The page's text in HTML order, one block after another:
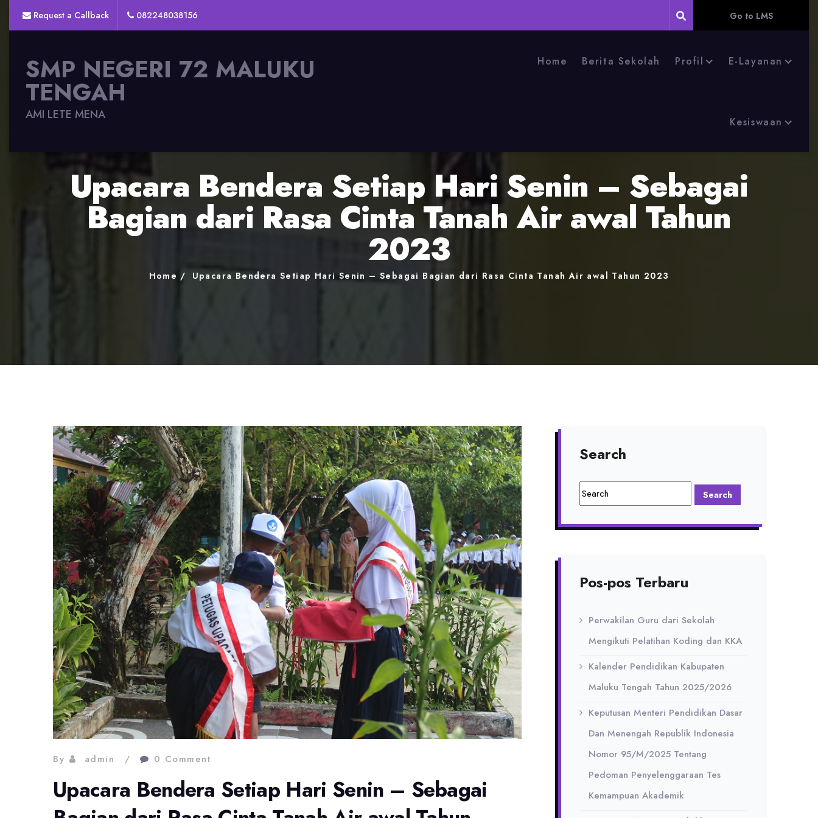
Request a Callback 082248038156 Go to LMS
SMP NEGERI 72 MALUKU
TENGAH
AMI LETE MENA
Home Berita Sekolah Profil E-Layanan
Kesiswaan
Upacara Bendera Setiap Hari Senin – Sebagai
Bagian dari Rasa Cinta Tanah Air awal Tahun
2023
Home Upacara Bendera Setiap Hari Senin – Sebagai Bagian dari Rasa Cinta Tanah Air awal Tahun 2023
By admin 0 Comment
Upacara Bendera Setiap Hari Senin – Sebagai
Search
Pos-pos Terbaru
Perwakilan Guru dari Sekolah
Mengikuti Pelatihan Koding dan KKA
Kalender Pendidikan Kabupaten
Maluku Tengah Tahun 2025/2026
Keputusan Menteri Pendidikan Dasar
Dan Menengah Republik Indonesia
Nomor 95/M/2025 Tentang
Pedoman Penyelenggaraan Tes
Kemampuan Akademik